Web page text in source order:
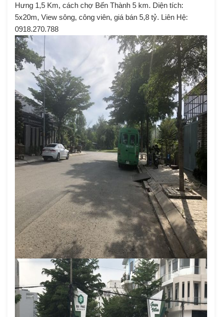
Hưng 1,5 Km, cách chợ Bến Thành 5 km. Diện tích:
5x20m, View sông, công viên, giá bán 5,8 tỷ. Liên Hệ:
0918.270.788